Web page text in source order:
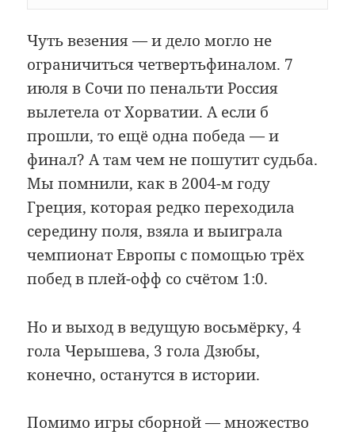
Чуть везения — и дело могло не
ограничиться четвертьфиналом. 7
июля в Сочи по пенальти Россия
вылетела от Хорватии. А если б
прошли, то ещё одна победа — и
финал? А там чем не пошутит судьба.
Мы помнили, как в 2004-м году
Греция, которая редко переходила
середину поля, взяла и выиграла
чемпионат Европы с помощью трёх
побед в плей-офф со счётом 1:0.
Но и выход в ведущую восьмёрку, 4
гола Черышева, 3 гола Дзюбы,
конечно, останутся в истории.
Помимо игры сборной — множество